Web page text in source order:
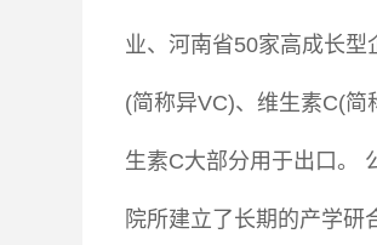
业、河南省50家高成长
(简称异VC)、维生素C(
生素C大部分用于出口。
院所建立了长期的产学